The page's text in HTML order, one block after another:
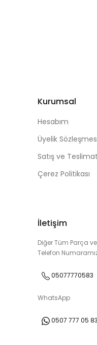
Kurumsal
Hesabım
Üyelik
Satış ve Teslimat
Çerez Politikası
İletişim
Diğer Tüm Parça
Telefon
05077770583
WhatsApp
0507 777 05 83